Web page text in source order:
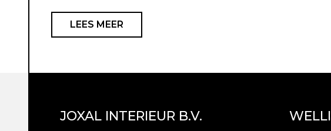
LEES MEER
JOXAL INTERIEUR B.V.